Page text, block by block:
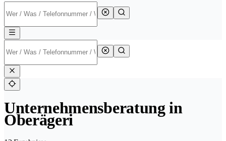
Unternehmensberatung in
Oberägeri